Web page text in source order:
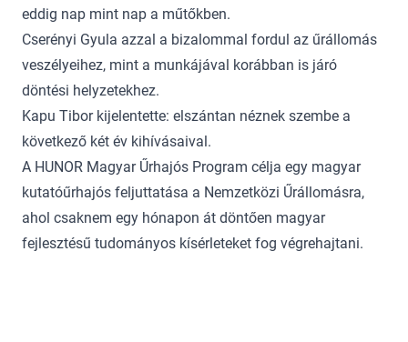
eddig nap mint nap a műtőkben.
Cserényi Gyula azzal a bizalommal fordul az űrállomás
veszélyeihez, mint a munkájával korábban is járó
döntési helyzetekhez.
Kapu Tibor kijelentette: elszántan néznek szembe a
következő két év kihívásaival.
A HUNOR Magyar Űrhajós Program célja egy magyar
kutatóűrhajós feljuttatása a Nemzetközi Űrállomásra,
ahol csaknem egy hónapon át döntően magyar
fejlesztésű tudományos kísérleteket fog végrehajtani.